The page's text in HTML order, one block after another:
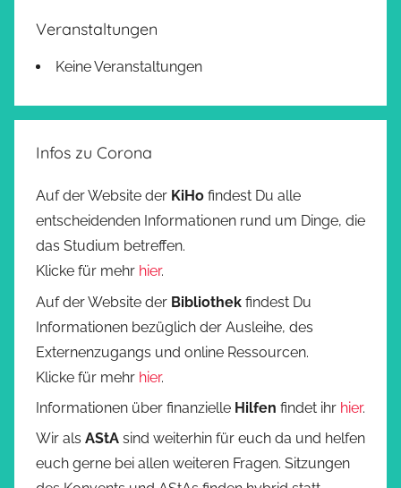
Veranstaltungen
Keine Veranstaltungen
Infos zu Corona
Auf der Website der KiHo findest Du alle
entscheidenden Informationen rund um Dinge, die
das Studium betreffen.
Klicke für mehr hier.
Auf der Website der Bibliothek findest Du
Informationen bezüglich der Ausleihe, des
Externenzugangs und online Ressourcen.
Klicke für mehr hier.
Informationen über finanzielle Hilfen findet ihr hier.
Wir als AStA sind weiterhin für euch da und helfen
euch gerne bei allen weiteren Fragen. Sitzungen